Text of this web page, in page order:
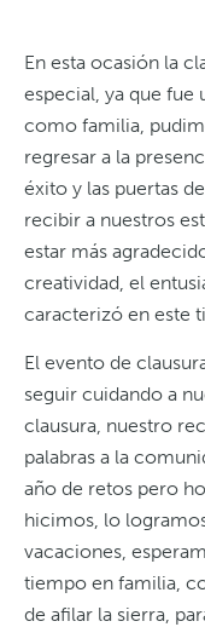
En esta ocasión la
especial, ya que fue
como familia,
regresar a la
éxito y las puertas
recibir a nuestros
estar más
creatividad, el
caracterizó en este
El evento de
seguir cuidando a
clausura, nuestro
palabras a la
año de retos pero
hicimos, lo
vacaciones,
tiempo en familia,
de afilar la sierra,